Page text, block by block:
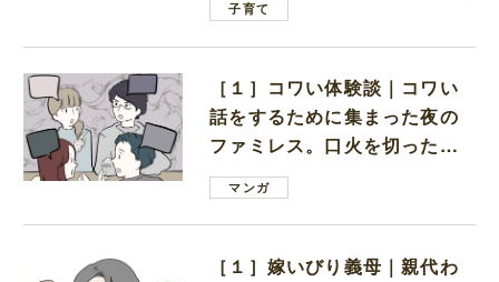
子育て
［１］コワい体験談｜コワい
話をするために集まった夜の
ファミレス。口火を切ったの
は電車好きの男の子ママ
マンガ
［１］嫁いびり義母｜親代わ